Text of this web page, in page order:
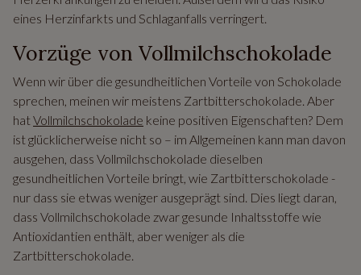
eines Herzinfarkts und Schlaganfalls verringert.
Vorzüge von Vollmilchschokolade
Wenn wir über die gesundheitlichen Vorteile von Schokolade
sprechen, meinen wir meistens Zartbitterschokolade. Aber
hatVollmilchschokolade keine positiven Eigenschaften? Dem
ist glücklicherweise nicht so – im Allgemeinen kann man davon
ausgehen, dass Vollmilchschokolade dieselben
gesundheitlichen Vorteile bringt, wie Zartbitterschokolade -
nur dass sie etwas weniger ausgeprägt sind. Dies liegt daran,
dass Vollmilchschokolade zwar gesunde Inhaltsstoffe wie
Antioxidantien enthält, aber weniger als die
Zartbitterschokolade.